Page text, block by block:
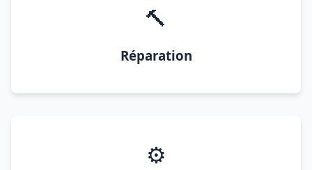
🔨
Réparation
⚙️